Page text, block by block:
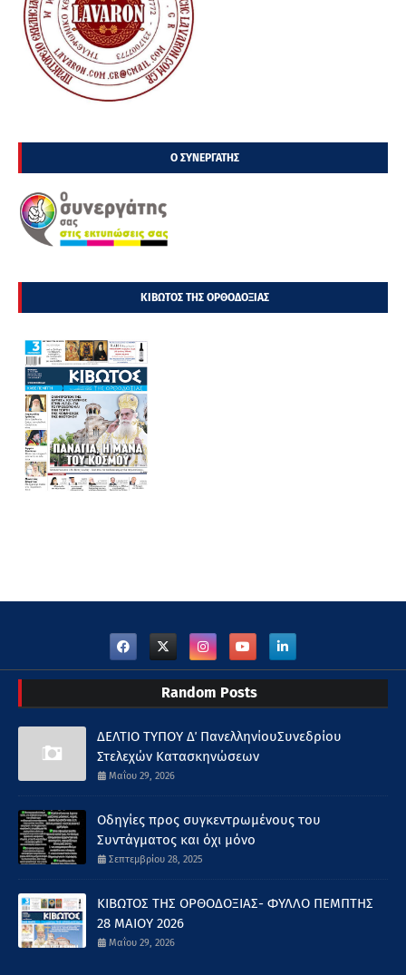
Ο ΣΥΝΕΡΓΑΤΗΣ
ΚΙΒΩΤΟΣ ΤΗΣ ΟΡΘΟΔΟΞΙΑΣ
Random Posts
ΔΕΛΤΙΟ ΤΥΠΟΥ Δ΄ ΠανελληνίουΣυνεδρίου
Στελεχών Κατασκηνώσεων
Μαΐου 29, 2026
Οδηγίες προς συγκεντρωμένους του
Συντάγματος και όχι μόνο
Σεπτεμβρίου 28, 2025
ΚΙΒΩΤΟΣ ΤΗΣ ΟΡΘΟΔΟΞΙΑΣ- ΦΥΛΛΟ ΠΕΜΠΤΗΣ
28 ΜΑΙΟΥ 2026
Μαΐου 29, 2026